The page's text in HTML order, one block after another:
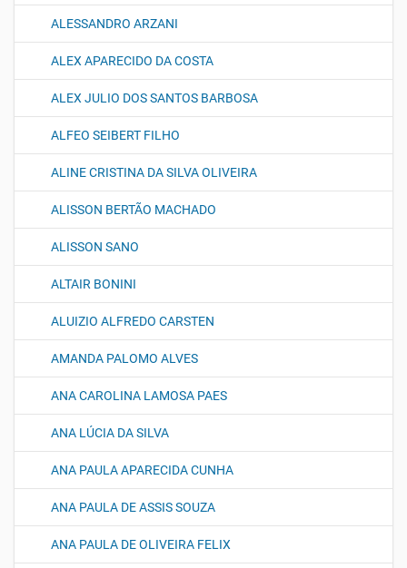
ALESSANDRO ARZANI
ALEX APARECIDO DA COSTA
ALEX JULIO DOS SANTOS BARBOSA
ALFEO SEIBERT FILHO
ALINE CRISTINA DA SILVA OLIVEIRA
ALISSON BERTÃO MACHADO
ALISSON SANO
ALTAIR BONINI
ALUIZIO ALFREDO CARSTEN
AMANDA PALOMO ALVES
ANA CAROLINA LAMOSA PAES
ANA LÚCIA DA SILVA
ANA PAULA APARECIDA CUNHA
ANA PAULA DE ASSIS SOUZA
ANA PAULA DE OLIVEIRA FELIX